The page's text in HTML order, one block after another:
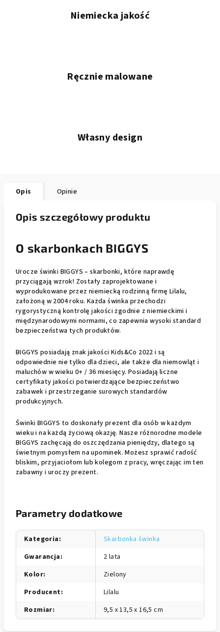
Niemiecka jakość
Ręcznie malowane
Własny design
Opis Opinie
Opis szczegółowy produktu
O skarbonkach BIGGYS
Urocze świnki BIGGYS – skarbonki, które naprawdę
przyciągają wzrok! Zostały zaprojektowane i
wyprodukowane przez niemiecką rodzinną firmę Lilalu,
założoną w 2004 roku. Każda świnka przechodzi
rygorystyczną kontrolę jakości zgodnie z niemieckimi i
międzynarodowymi normami, co zapewnia wysoki standard
bezpieczeństwa tych produktów.
BIGGYS posiadają znak jakości Kids&Co 2022 i są
odpowiednie nie tylko dla dzieci, ale także dla niemowląt i
maluchów w wieku 0+ / 36 miesięcy. Posiadają liczne
certyfikaty jakości potwierdzające bezpieczeństwo
zabawek i przestrzeganie surowych standardów
produkcyjnych.
Świnki BIGGYS to doskonały prezent dla osób w każdym
wieku i na każdą życiową okazję. Nasze różnorodne modele
BIGGYS zachęcają do oszczędzania pieniędzy, dlatego są
świetnym pomysłem na upominek. Możesz sprawić radość
bliskim, przyjaciołom lub kolegom z pracy, wręczając im ten
zabawny i uroczy prezent.
Parametry dodatkowe
Kategoria:
Skarbonka świnka
Gwarancja:
2 lata
Kolor:
Zielony
Producent:
Lilalu
Rozmiar: 9,5 x 13,5 x 16,5 cm